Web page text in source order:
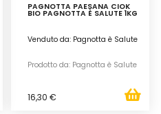
PAGNOTTA PAESANA CIOK
BIO PAGNOTTA È SALUTE 1KG
Venduto da: Pagnotta è Salute
Prodotto da: Pagnotta è Salute
16,30 €